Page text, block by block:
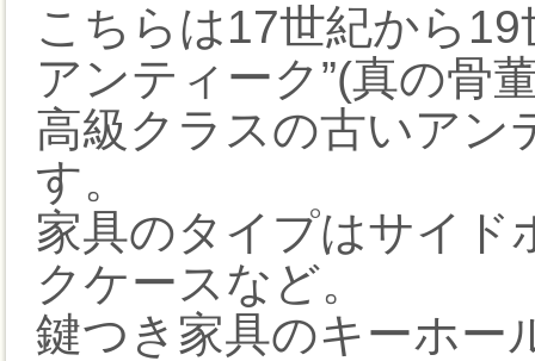
こちらは17世紀から
アンティーク”(真の骨
高級クラスの古いアン
す。
家具のタイプはサイド
クケースなど。
鍵つき家具のキーホー